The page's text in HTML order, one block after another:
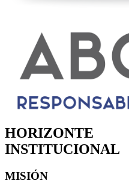
HORIZONTE
INSTITUCIONAL
MISIÓN